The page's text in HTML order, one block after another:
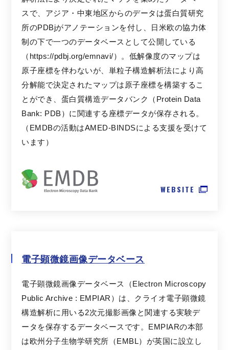
スで、アジア・中東地区からのデータは蛋白質研究
所のPDBjがアノテーションを付し、日米欧の協力体
制の下で一つのデータベースとして公開している
（https://pdbj.org/emnavi/）。低解像度のマップは
原子座標を伴わないが、単粒子構造解析法により高
分解能で決定されたマップは原子座標を構築するこ
とができ、蛋白質構造データバンク（Protein Data
Bank: PDB）に関連する座標データが保存される。
（EMDBの活動はAMED-BINDSによる支援を受けて
います）
WEBSITE
電子顕微鏡画像データベース
電子顕微鏡画像データベース（Electron Microscopy
Public Archive : EMPIAR）は、クライオ電子顕微鏡
構造解析に用いる2次元撮影画像と関連する実験デ
ータを保存するデータベースです。EMPIARの本部
は欧州分子生物学研究所（EMBL）が英国に設立し